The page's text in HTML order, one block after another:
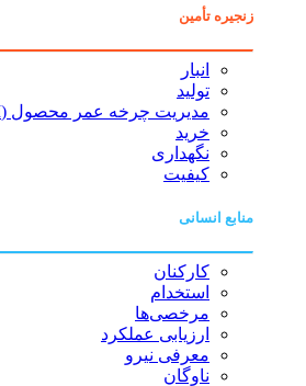
زنجیره تأمین
انبار
تولید
مدیریت چرخه عمر محصول (PLM)
خرید
نگهداری
کیفیت
منابع انسانی
کارکنان
استخدام
مرخصی‌ها
ارزیابی عملکرد
معرفی نیرو
ناوگان